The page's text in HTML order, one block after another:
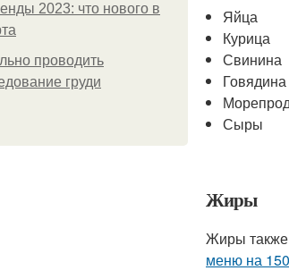
2023: что нового в
проводить
груди
Яйца
Курица
Свинина
Говядина
Сыры
Жиры
Жиры
меню на